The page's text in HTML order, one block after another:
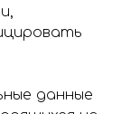
данные